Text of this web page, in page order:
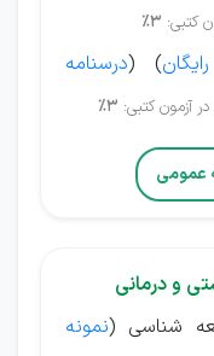
کتبی: 3%
) (درسنامه
آزمون کتبی: 3%
عمومی
و درمانی
شناسی (نمونه